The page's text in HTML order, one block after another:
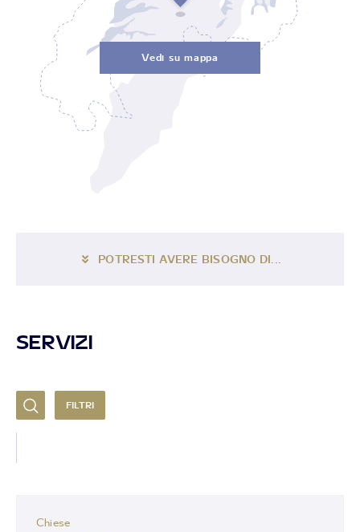
Vedi su mappa
POTRESTI AVERE BISOGNO DI...
SERVIZI
FILTRI
Chiese